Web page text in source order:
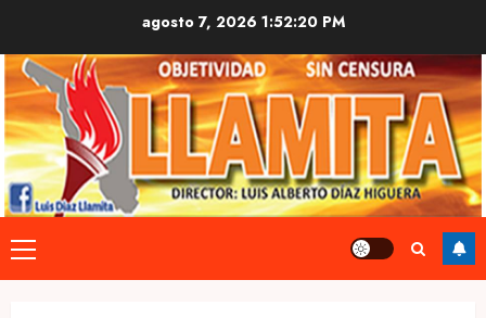
content
agosto 7, 20261:52:21 PM
Primary
Menu